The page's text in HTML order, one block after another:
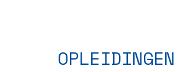
OPLEIDINGEN